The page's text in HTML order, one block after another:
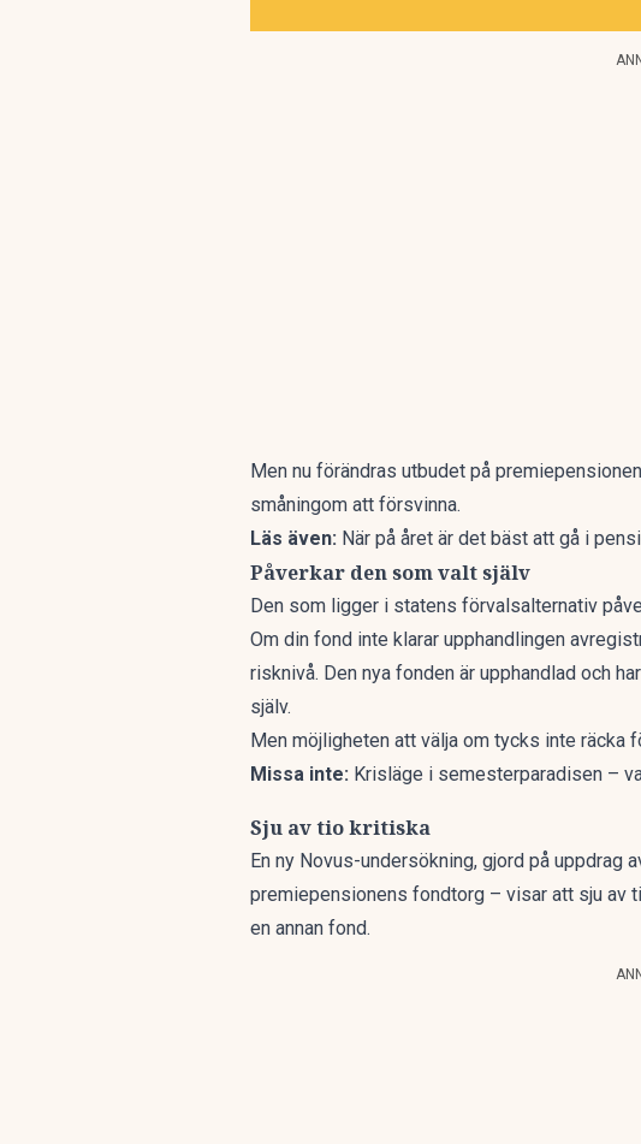
Men nu förändras utbudet på
småningom att försvinna.
Läs även: När på året är det bäst att gå i
Påverkar den som valt själv
Den som ligger i statens förvalsalternativ
Om din fond inte klarar upphandlingen
risknivå. Den nya fonden är upphandlad och
själv.
Men möjligheten att välja om tycks inte räcka
Missa inte: Krisläge i semesterparadisen –
Sju av tio kritiska
En ny Novus-undersökning, gjord på uppdrag
premiepensionens fondtorg – visar att sju av
en annan fond.